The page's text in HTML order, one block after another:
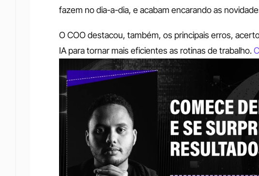
fazem no dia-a-dia, e acabam encarando as
O COO destacou, também, os principais erros,
IA para tornar mais eficientes as rotinas de trabalho.